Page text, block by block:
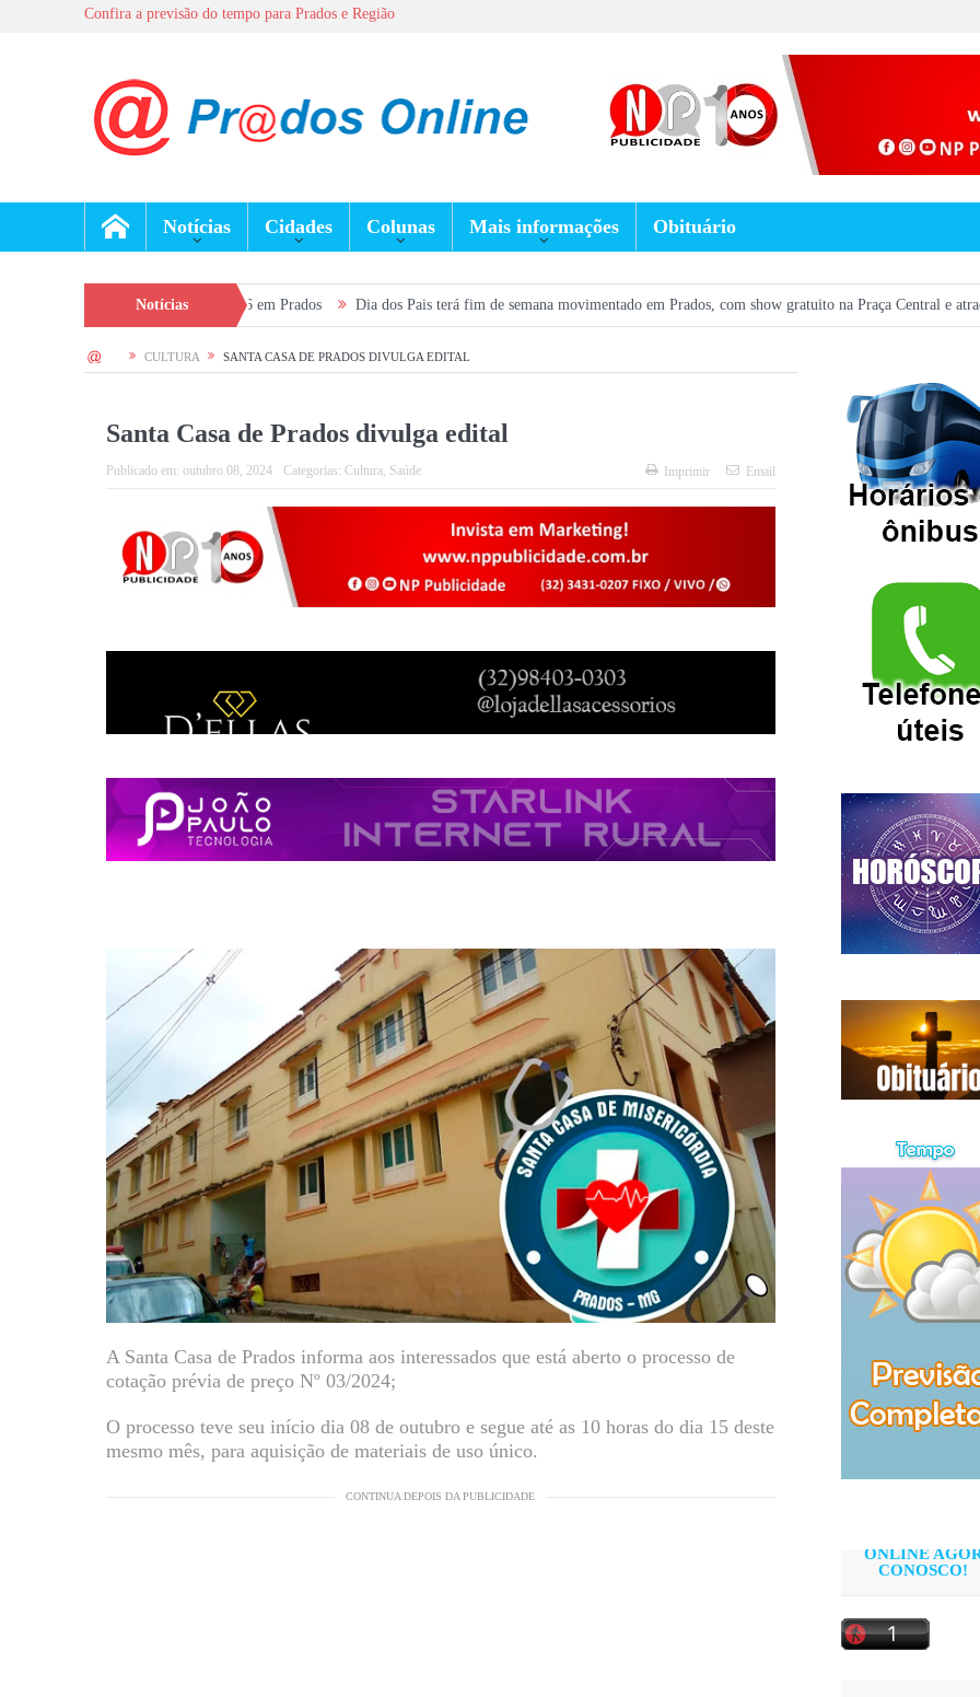
Confira a previsão do tempo para Prados e Região
Notícias Cidades Colunas Mais informações Obituário
Notícias
alistados em 2026 em Prados Dia dos Pais terá fim de semana movimentado em Prados, com show gratuito na Praça Central e atrações em bares
HOME CULTURA SANTA CASA DE PRADOS DIVULGA EDITAL
Santa Casa de Prados divulga edital
Publicado em: outubro 08, 2024 Categorias: Cultura, Saúde Imprimir Email
A Santa Casa de Prados informa aos interessados que está aberto o processo de
cotação prévia de preço Nº 03/2024;
O processo teve seu início dia 08 de outubro e segue até as 10 horas do dia 15 deste
mesmo mês, para aquisição de materiais de uso único.
CONTINUA DEPOIS DA PUBLICIDADE
ONLINE
CONOSCO!